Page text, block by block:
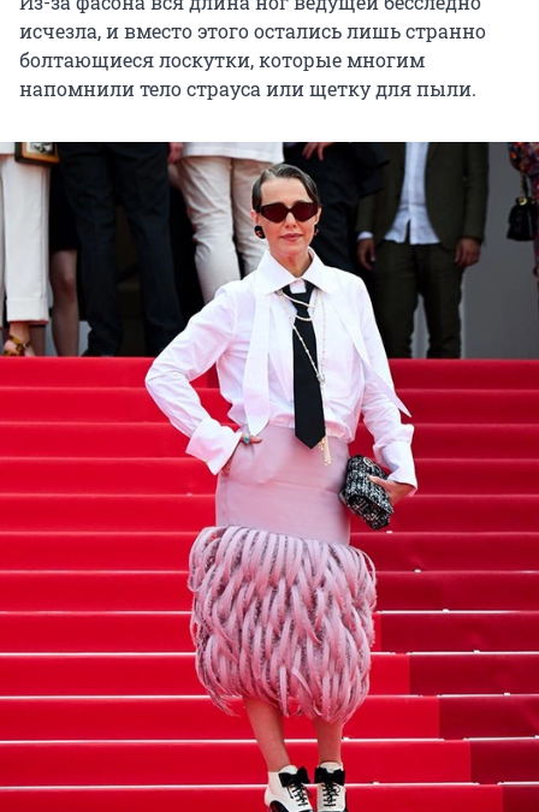
исчезла, и вместо этого остались лишь странно
болтающиеся лоскутки, которые многим
напомнили тело страуса или щетку для пыли.